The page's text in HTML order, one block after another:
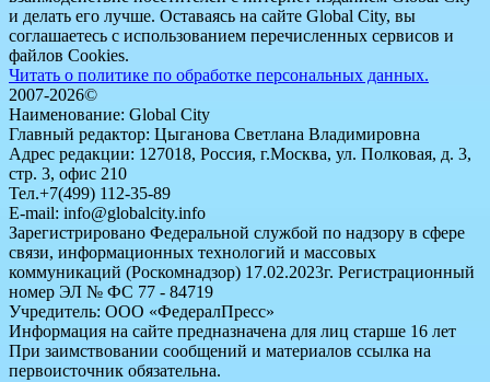
и делать его лучше. Оставаясь на сайте Global City, вы
соглашаетесь с использованием перечисленных сервисов и
файлов Cookies.
Читать о политике по обработке персональных данных.
2007-2026©
Наименование: Global City
Главный редактор: Цыганова Светлана Владимировна
Адрес редакции: 127018, Россия, г.Москва, ул. Полковая, д. 3,
стр. 3, офис 210
Тел.+7(499) 112-35-89
E-mail: info@globalcity.info
Зарегистрировано Федеральной службой по надзору в сфере
связи, информационных технологий и массовых
коммуникаций (Роскомнадзор) 17.02.2023г. Регистрационный
номер ЭЛ № ФС 77 - 84719
Учредитель: ООО «ФедералПресс»
Информация на сайте предназначена для лиц старше 16 лет
При заимствовании сообщений и материалов ссылка на
первоисточник обязательна.